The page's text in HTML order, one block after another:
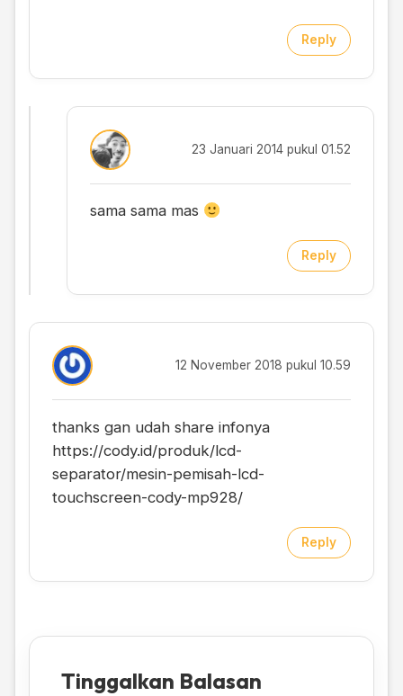
Reply
23 Januari 2014 pukul 01.52
sama sama mas
Reply
12 November 2018 pukul 10.59
thanks gan udah share infonya
https://cody.id/produk/lcd-
separator/mesin-pemisah-lcd-
touchscreen-cody-mp928/
Reply
Tinggalkan Balasan